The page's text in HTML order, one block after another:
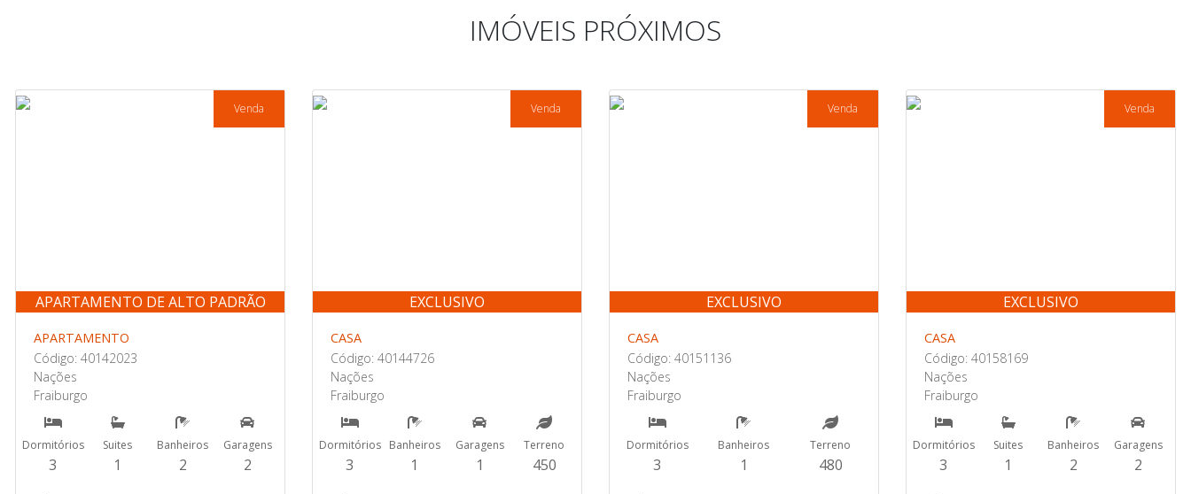
IMÓVEIS PRÓXIMOS
Venda
APARTAMENTO DE ALTO PADRÃO
APARTAMENTO
Código: 40142023
Nações
Fraiburgo
Dormitórios
3
Suites
1
Banheiros
2
Garagens
2
Venda
EXCLUSIVO
CASA
Código: 40144726
Nações
Fraiburgo
Dormitórios
3
Banheiros
1
Garagens
1
Terreno
450
Venda
EXCLUSIVO
CASA
Código: 40151136
Nações
Fraiburgo
Dormitórios
3
Banheiros
1
Terreno
480
Venda
EXCLUSIVO
CASA
Código: 40158169
Nações
Fraiburgo
Dormitórios
3
Suites
1
Banheiros
2
Garagens
2